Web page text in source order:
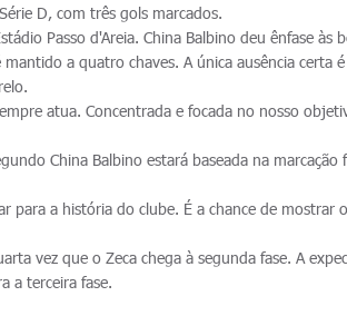
D, com três gols marcados.
Passo d'Areia. China Balbino deu ênfase às
a quatro chaves. A única ausência certa
atua. Concentrada e focada no nosso
China Balbino estará baseada na marcação
para a história do clube. É a chance de mostrar
vez que o Zeca chega à segunda fase. A
a terceira fase.